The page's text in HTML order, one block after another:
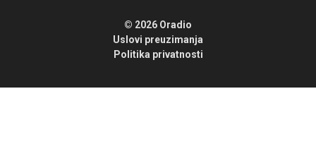
© 2026 Oradio
Uslovi preuzimanja
Politika privatnosti